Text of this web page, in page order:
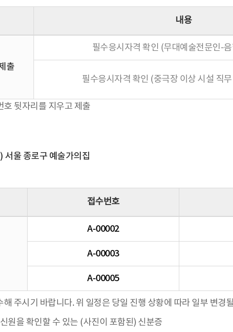
내용
출
필수응시자격 확인 (무대예술전문인-
필수응시자격 확인 (중극장 이상 시설 직
뒷자리를 지우고 제출
서울 종로구 예술가의집
접수번호
A-00002
A-00003
A-00005
주시기 바랍니다. 위 일정은 당일 진행 상황에 따라 일부 변경
원을 확인할 수 있는 (사진이 포함된) 신분증